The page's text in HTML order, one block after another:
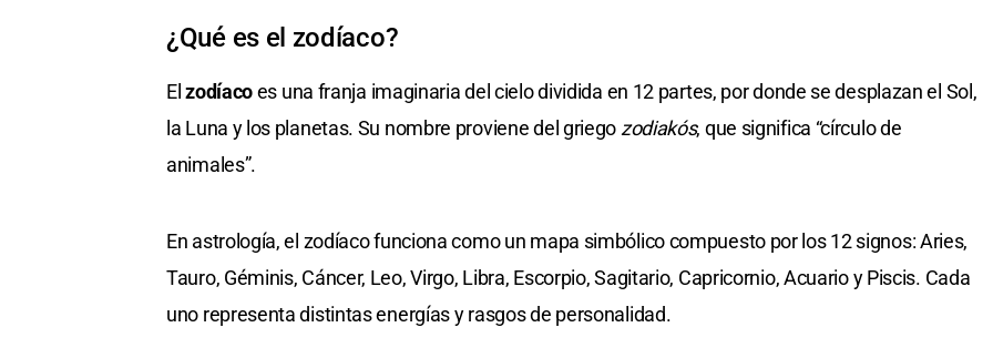
¿Qué es el zodíaco?
Elzodíacoes una franja imaginaria del cielo dividida en 12 partes, por donde se desplazan el Sol,
la Luna y los planetas. Su nombre proviene del griegozodiakós, que significa “círculo de
animales”.
En astrología, el zodíaco funciona como un mapa simbólico compuesto por los 12 signos: Aries,
Tauro, Géminis, Cáncer, Leo, Virgo, Libra, Escorpio, Sagitario, Capricornio, Acuario y Piscis. Cada
uno representa distintas energías y rasgos de personalidad.